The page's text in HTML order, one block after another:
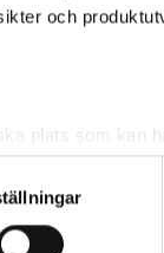
och
plats som kan
den för
behandlas
från cookie-
Kalmar
Lunds
Lunds